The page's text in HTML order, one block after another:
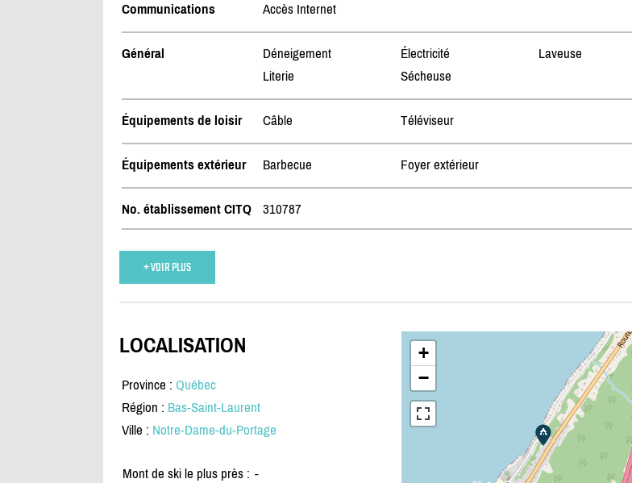
Communications Accès Internet
Général Déneigement Électricité
Laveuse
Literie
Sécheuse
Équipements de loisir Câble Téléviseur
Équipements extérieur Barbecue Foyer extérieur
No. établissement CITQ 310787
+ VOIR PLUS
+
−
LOCALISATION
Province : Québec
Région : Bas-Saint-Laurent
Ville : Notre-Dame-du-Portage
Mont de ski le plus près : -